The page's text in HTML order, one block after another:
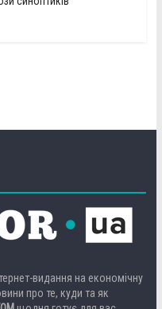
видання на економічну
про те, куди та як